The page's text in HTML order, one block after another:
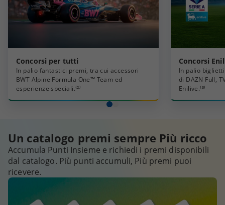
Concorsi per tutti
In palio fantastici premi, tra cui accessori
BWT Alpine Formula One™ Team ed
esperienze speciali.⁽²⁾
Concorsi
In palio
di DAZN Full,
Enilive.⁽³⁾
Un catalogo premi sempre Più ricco
Accumula Punti Insieme e richiedi i premi disponibili
dal catalogo. Più punti accumuli, Più premi puoi
ricevere.